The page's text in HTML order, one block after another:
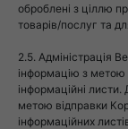
оброблені з ціллю
товарів/послуг та
2.5. Адміністрація
інформацію з метою
інформаційні
метою відправки
інформаційних